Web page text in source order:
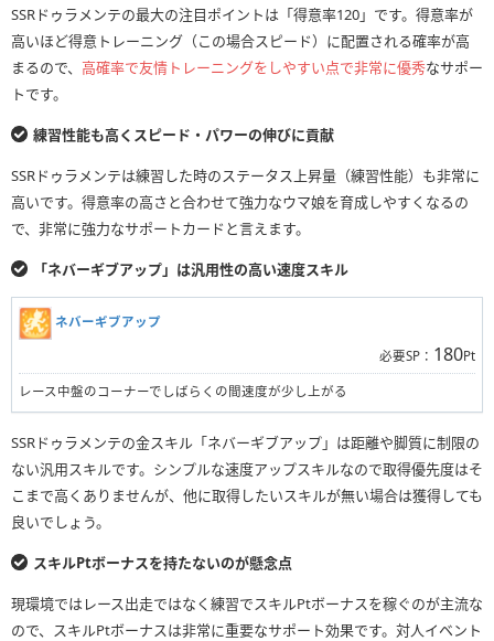
SSRドゥラメンテの最大の注目ポイントは「得意率120」です。得意率が
高いほど得意トレーニング（この場合スピード）に配置される確率が高
まるので、 高確率で友情トレーニングをしやすい点で非常に優秀なサポー
トです。
練習性能も高くスピード・パワーの伸びに貢献
SSRドゥラメンテは練習した時のステータス上昇量（練習性能）も非常に
高いです。得意率の高さと合わせて強力なウマ娘を育成しやすくなるの
で、非常に強力なサポートカードと言えます。
「ネバーギブアップ」は汎用性の高い速度スキル
ネバーギブアップ
必要SP： 180Pt
レース中盤のコーナーでしばらくの間速度が少し上がる
SSRドゥラメンテの金スキル「ネバーギブアップ」は距離や脚質に制限の
ない汎用スキルです。シンプルな速度アップスキルなので取得優先度はそ
こまで高くありませんが、他に取得したいスキルが無い場合は獲得しても
良いでしょう。
スキルPtボーナスを持たないのが懸念点
現環境ではレース出走ではなく練習でスキルPtボーナスを稼ぐのが主流な
ので、スキルPtボーナスは非常に重要なサポート効果です。対人イベント